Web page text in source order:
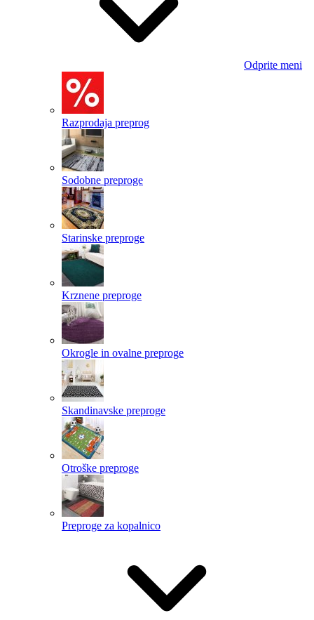
Odprite meni
Razprodaja preprog
Sodobne preproge
Starinske preproge
Krznene preproge
Okrogle in ovalne preproge
Skandinavske preproge
Otroške preproge
Preproge za kopalnico